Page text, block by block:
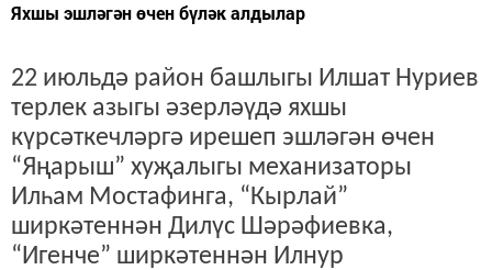
Яхшы эшләгән өчен бүләк алдылар
22 июльдә район башлыгы Илшат Нуриев
терлек азыгы әзерләүдә яхшы
күрсәткечләргә ирешеп эшләгән өчен
“Яңарыш” хуҗалыгы механизаторы
Илһам Мостафинга, “Кырлай”
ширкәтеннән Дилүс Шәрәфиевка,
“Игенче” ширкәтеннән Илнур